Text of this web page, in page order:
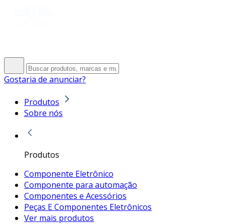
Gostaria de anunciar?
Produtos
Sobre nós
Produtos
Componente Eletrônico
Componente para automação
Componentes e Acessórios
Peças E Componentes Eletrônicos
Ver mais produtos